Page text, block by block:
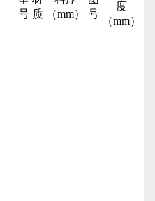
号 质
（mm）
号
度
（mm）